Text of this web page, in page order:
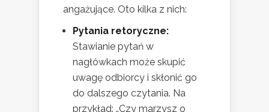
angażujące. Oto kilka z nich:
Pytania retoryczne:
Stawianie pytań w
nagłówkach może skupić
uwagę odbiorcy i skłonić go
do dalszego czytania. Na
przykład: „Czy marzysz o